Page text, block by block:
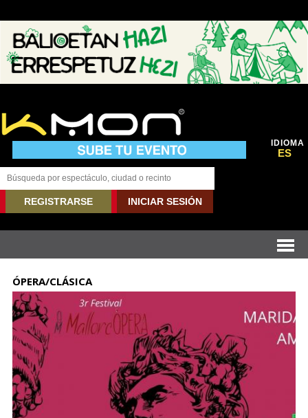
IDIOMA
ES
REGISTRARSE INICIAR SESIÓN
ÓPERA/CLÁSICA